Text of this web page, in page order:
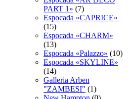
PART 1» (7)
Espocadа «CAPRICE»
(15)
Espocadа «CHARM»
(13)
Espocadа «Palazzo» (10)
Espocadа «SKYLINE»
(14)
Galleria Arben
"ZAMBESI" (1)